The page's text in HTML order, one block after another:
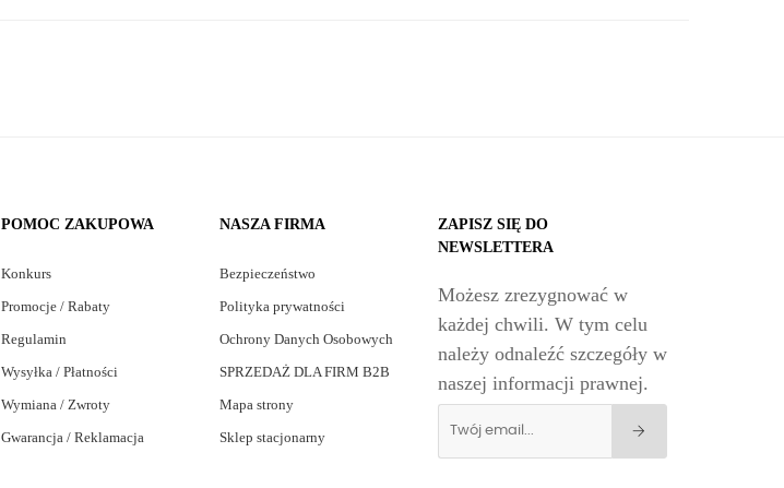
POMOC ZAKUPOWA
Konkurs
Promocje / Rabaty
Regulamin
Wysyłka / Płatności
Wymiana / Zwroty
Gwarancja / Reklamacja
NASZA FIRMA
Bezpieczeństwo
Polityka prywatności
Ochrony Danych Osobowych
SPRZEDAŻ DLA FIRM B2B
Mapa strony
Sklep stacjonarny
ZAPISZ SIĘ DO
NEWSLETTERA
Możesz zrezygnować w
każdej chwili. W tym celu
należy odnaleźć szczegóły w
naszej informacji prawnej.